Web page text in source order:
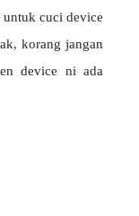
untuk cuci device
korang jangan
device ni ada